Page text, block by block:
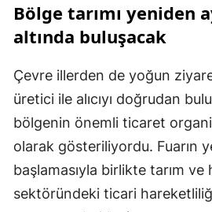
Bölge tarımı yeniden
altında buluşacak
Çevre illerden de yoğun
üretici ile alıcıyı doğrudan
bölgenin önemli ticaret
olarak gösteriliyordu. Fuarın
başlamasıyla birlikte tarım ve
sektöründeki ticari